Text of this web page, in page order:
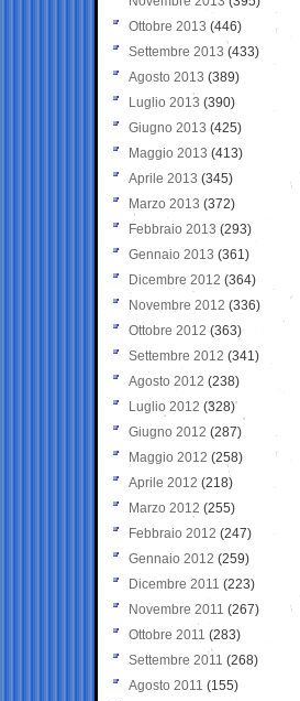
Ottobre 2013 (446)
Settembre 2013 (433)
Agosto 2013 (389)
Luglio 2013 (390)
Giugno 2013 (425)
Maggio 2013 (413)
Aprile 2013 (345)
Marzo 2013 (372)
Febbraio 2013 (293)
Gennaio 2013 (361)
Dicembre 2012 (364)
Novembre 2012 (336)
Ottobre 2012 (363)
Settembre 2012 (341)
Agosto 2012 (238)
Luglio 2012 (328)
Giugno 2012 (287)
Maggio 2012 (258)
Aprile 2012 (218)
Marzo 2012 (255)
Febbraio 2012 (247)
Gennaio 2012 (259)
Dicembre 2011 (223)
Novembre 2011 (267)
Ottobre 2011 (283)
Settembre 2011 (268)
Agosto 2011 (155)